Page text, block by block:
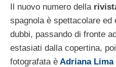
Il nuovo numero della
spagnola è spettacolare
dubbi, passando di fronte
estasiati dalla copertina,
fotografata è Adriana Lima